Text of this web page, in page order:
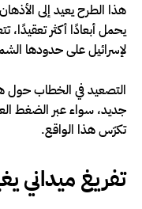
هذا الطرح يعيد إلى
يحمل أبعادًا أكثر تعقيدًا،
لإسرائيل على حدودها
التصعيد في الخطاب حول
جديد، سواء عبر الضغط
تكرّس هذا الواقع.
تفريغ ميداني